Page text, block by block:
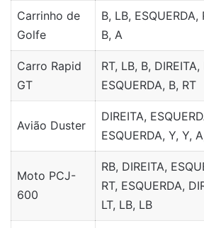
Carrinho de
Golfe
B, LB, ESQUERDA,
B, A
Carro Rapid
GT
RT, LB, B,
ESQUERDA, B, RT
Avião Duster
DIREITA,
ESQUERDA, Y, Y,
Moto PCJ-
600
RB, DIREITA,
RT, ESQUERDA,
LT, LB, LB